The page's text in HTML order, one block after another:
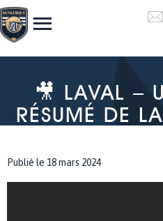
🎥 LAVAL –
RÉSUMÉ DE
Publié le 18 mars 2024